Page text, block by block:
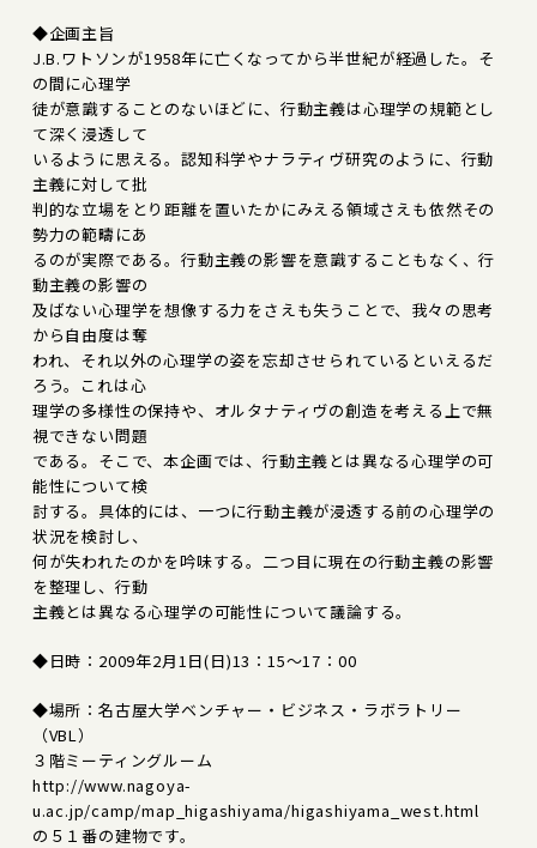
◆企画主旨
J.B.ワトソンが1958年に亡くなってから半世紀が経過した。そ
の間に心理学
徒が意識することのないほどに、行動主義は心理学の規範とし
て深く浸透して
いるように思える。認知科学やナラティヴ研究のように、行動
主義に対して批
判的な立場をとり距離を置いたかにみえる領域さえも依然その
勢力の範疇にあ
るのが実際である。行動主義の影響を意識することもなく、行
動主義の影響の
及ばない心理学を想像する力をさえも失うことで、我々の思考
から自由度は奪
われ、それ以外の心理学の姿を忘却させられているといえるだ
ろう。これは心
理学の多様性の保持や、オルタナティヴの創造を考える上で無
視できない問題
である。そこで、本企画では、行動主義とは異なる心理学の可
能性について検
討する。具体的には、一つに行動主義が浸透する前の心理学の
状況を検討し、
何が失われたのかを吟味する。二つ目に現在の行動主義の影響
を整理し、行動
主義とは異なる心理学の可能性について議論する。
◆日時：2009年2月1日(日)13：15～17：00
◆場所：名古屋大学ベンチャー・ビジネス・ラボラトリー
（VBL）
３階ミーティングルーム
http://www.nagoya-
u.ac.jp/camp/map_higashiyama/higashiyama_west.html
の５１番の建物です。